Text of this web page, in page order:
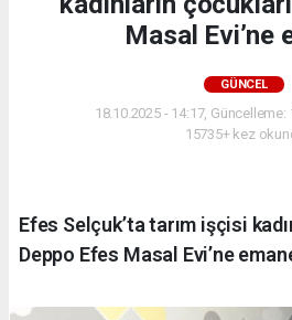
Masal Evi’ne
GÜNCEL
18.10.2025 - 14:17, Güncelleme:
15735+ kez
Efes Selçuk’ta tarım işçisi
Deppo Efes Masal Evi’ne